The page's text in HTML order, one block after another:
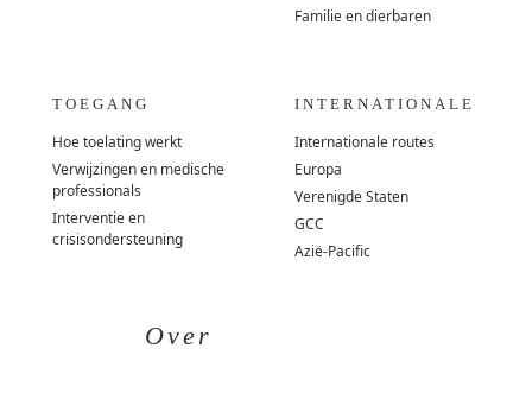
Familie en dierbaren
TOEGANG
Hoe toelating werkt
Verwijzingen en medische
professionals
Interventie en
crisisondersteuning
INTERNATIONALE
Internationale routes
Europa
Verenigde Staten
GCC
Azië-Pacific
Over